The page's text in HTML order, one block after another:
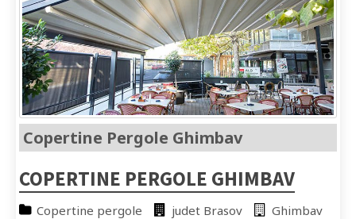
Copertine Pergole Ghimbav
COPERTINE PERGOLE GHIMBAV
Copertine pergole judet Brasov Ghimbav